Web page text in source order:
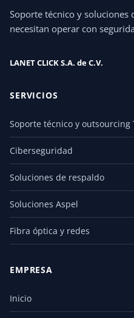
Soporte técnico y soluciones
necesitan operar con
LANET CLICK S.A. de C.V.
SERVICIOS
Soporte técnico y outsourcing
Ciberseguridad
Soluciones de respaldo
Soluciones Aspel
Fibra óptica y redes
EMPRESA
Inicio